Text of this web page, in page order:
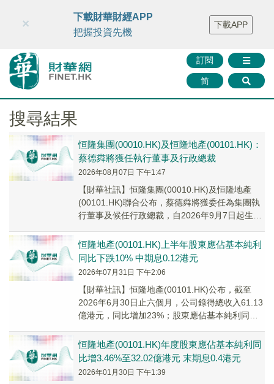
財華智庫網 FINTV FINMETA 財華證券 媒體矩陣
智庫沙龍
聯絡我們
訂閱
简
×
下載財華財經APP
把握投資先機
下載APP
搜尋結果
恒隆集團(00010.HK)及恒隆地產(00101.HK)：
蔡德粦將獲任執行董事及行政總裁
2026年08月07日 下午1:47
【財華社訊】恒隆集團(00010.HK)及恒隆地產
(00101.HK)聯合公布，蔡德粦將獲委任為集團執
行董事及候任行政總裁，自2026年9月7日起生
恒隆地產(00101.HK)上半年股東應佔基本純利
同比下跌10% 中期息0.12港元
2026年07月31日 下午2:06
【財華社訊】恒隆地產(00101.HK)公布，截至
2026年6月30日止六個月，公司錄得總收入61.13
億港元，同比增加23%；股東應佔基本純利同比
恒隆地產(00101.HK)年度股東應佔基本純利同
比增3.46%至32.02億港元 末期息0.4港元
2026年01月30日 下午1:39